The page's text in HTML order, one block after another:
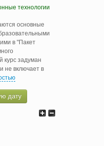
технологии
основные
в "Пакет
курс задуман
не включает в
дату